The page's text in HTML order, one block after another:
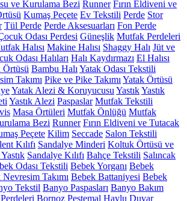
ve Kurulama Bezi Runner Fırın Eldiveni ve
Kumaş Peçete Ev Tekstili Perde Stor
Tül Perde Perde Aksesuarları Fon Perde
Odası Perdesi Güneşlik Mutfak Perdeleri
Halısı Makine Halısı Shaggy Halı Jüt ve
Odası Halıları Halı Kaydırmazı El Halısı
Örtüsü Bambu Halı Yatak Odası Tekstili
Takımı Pike ve Pike Takımı Yatak Örtüsü
Yatak Alezi & Koruyucusu YastıkYastık
Yastık Alezi Paspaslar Mutfak Tekstili
Masa Örtüleri Mutfak Önlüğü Mutfak
Bezi Runner Fırın Eldiveni ve Tutacak
Peçete Kilim Seccade Salon Tekstili
Kılıfı Sandalye Minderi Koltuk Örtüsü ve
Sandalye Kılıfı Bahçe Tekstili Salıncak
Odası Tekstili Bebek Yorganı Bebek
Takımı Bebek Battaniyesi Bebek
Tekstil Banyo Paspasları Banyo Bakım
Bornoz Peştemal Havlu Duvar